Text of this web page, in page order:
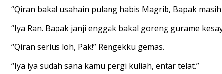
“Qiran bakal usahain pulang habis Magrib, Bapak
“Iya Ran. Bapak janji enggak bakal goreng gurame
“Qiran serius loh, Pak!” Rengekku gemas.
“Iya iya sudah sana kamu pergi kuliah, entar telat.”